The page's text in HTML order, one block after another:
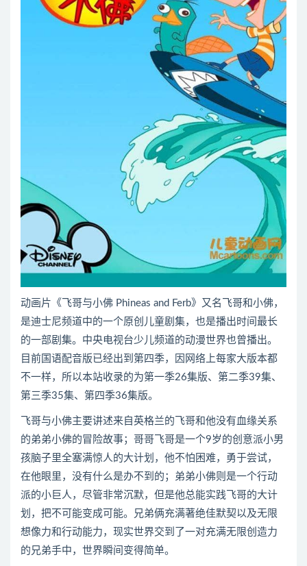
动画片《飞哥与小佛 Phineas and Ferb》又名飞哥和小佛，
是迪士尼频道中的一个原创儿童剧集，也是播出时间最长
的一部剧集。中央电视台少儿频道的动漫世界也曾播出。
目前国语配音版已经出到第四季，因网络上每家大版本都
不一样，所以本站收录的为第一季26集版、第二季39集、
第三季35集、第四季36集版。
飞哥与小佛主要讲述来自英格兰的飞哥和他没有血缘关系
的弟弟小佛的冒险故事；哥哥飞哥是一个9岁的创意派小男
孩脑子里全塞满惊人的大计划，他不怕困难，勇于尝试，
在他眼里，没有什么是办不到的；弟弟小佛则是一个行动
派的小巨人，尽管非常沉默，但是他总能实践飞哥的大计
划，把不可能变成可能。兄弟俩充满著绝佳默契以及无限
想像力和行动能力，现实世界交到了一对充满无限创造力
的兄弟手中，世界瞬间变得简单。